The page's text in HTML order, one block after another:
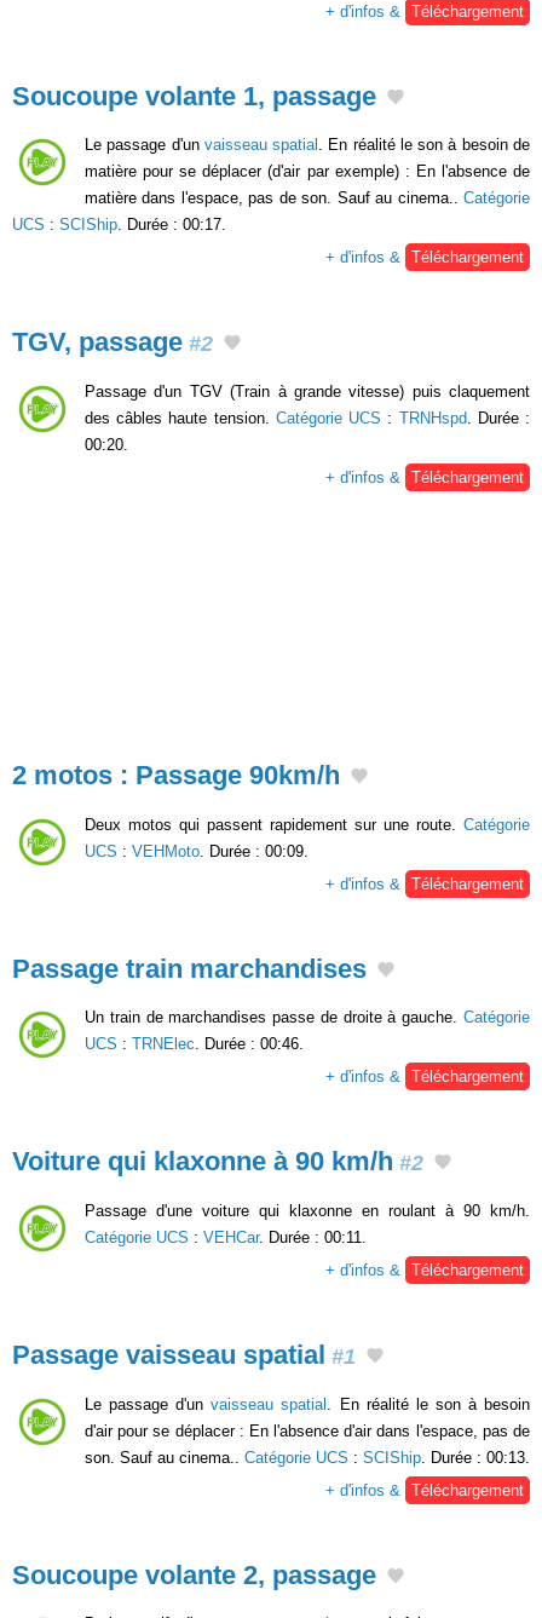
+ d'infos &
Téléchargement
Soucoupe volante 1, passage
Le passage d'un vaisseau spatial . En réalité le son à besoin de
matière pour se déplacer (d'air par exemple) : En l'absence de
matière dans l'espace, pas de son. Sauf au cinema.. Catégorie
UCS : SCIShip. Durée : 00:17.
+ d'infos & Téléchargement
TGV, passage #2
Passage d'un TGV (Train à grande vitesse) puis claquement
des câbles haute tension. Catégorie UCS : TRNHspd. Durée :
00:20.
+ d'infos & Téléchargement
2 motos : Passage 90km/h
Deux motos qui passent rapidement sur une route. Catégorie
UCS : VEHMoto . Durée : 00:09.
+ d'infos &
Téléchargement
Passage train marchandises
Un train de marchandises passe de droite à gauche. Catégorie
UCS : TRNElec. Durée : 00:46.
+ d'infos & Téléchargement
Voiture qui klaxonne à 90 km/h #2
Passage d'une voiture qui klaxonne en roulant à 90 km/h.
Catégorie UCS : VEHCar. Durée : 00:11.
+ d'infos & Téléchargement
Passage vaisseau spatial #1
Le passage d'unvaisseau spatial
. En réalité le son à besoin
d'air pour se déplacer : En l'absence d'air dans l'espace, pas de
son. Sauf au cinema.. Catégorie UCS : SCIShip . Durée : 00:13.
+ d'infos &
Téléchargement
Soucoupe volante 2, passage